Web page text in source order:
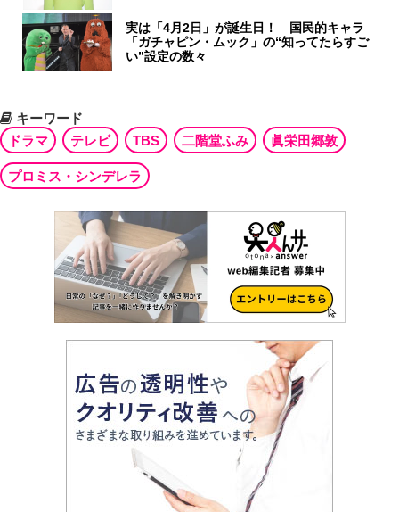
実は「4月2日」が誕生日！ 国民的キャラ
「ガチャピン・ムック」の“知ってたらすご
い”設定の数々
キーワード
ドラマ
テレビ TBS 二階堂ふみ 眞栄田郷敦
プロミス・シンデレラ